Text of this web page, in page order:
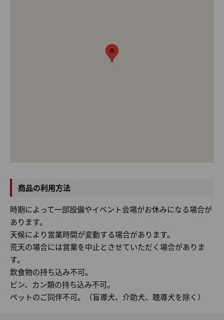
商品の利用方法
時期によって一部設備やイベント会場がお休みになる場合が
あります。
天候により営業時間が変動する場合があります。
荒天の場合には営業を中止とさせていただく場合がありま
す。
飲食物の持ち込み不可。
ビン、カン類の持ち込み不可。
ペットのご同伴不可。（盲導犬、介助犬、聴導犬を除く）